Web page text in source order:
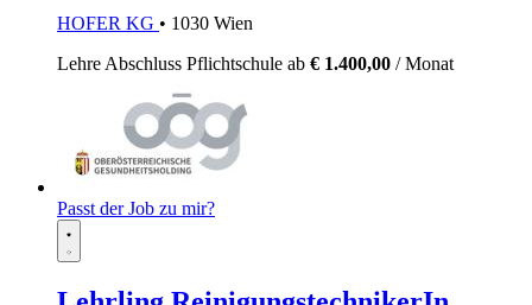
HOFER KG • 1030 Wien
Lehre Abschluss Pflichtschule ab € 1.400,00 / Monat
Passt der Job zu mir?